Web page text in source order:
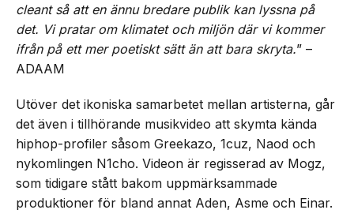
cleant så att en ännu bredare publik kan lyssna på
det. Vi pratar om klimatet och miljön där vi kommer
ifrån på ett mer poetiskt sätt än att bara skryta.” –
ADAAM
Utöver det ikoniska samarbetet mellan artisterna, går
det även i tillhörande musikvideo att skymta kända
hiphop-profiler såsom Greekazo, 1cuz, Naod och
nykomlingen N1cho. Videon är regisserad av Mogz,
som tidigare stått bakom uppmärksammade
produktioner för bland annat Aden, Asme och Einar.